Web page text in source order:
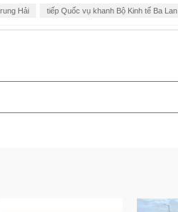
Hải tiếp Quốc vụ khanh Bộ Kinh tế Ba Lan